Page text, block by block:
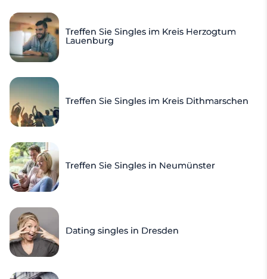
Treffen Sie Singles im Kreis Herzogtum
Lauenburg
Treffen Sie Singles im Kreis Dithmarschen
Treffen Sie Singles in Neumünster
Dating singles in Dresden